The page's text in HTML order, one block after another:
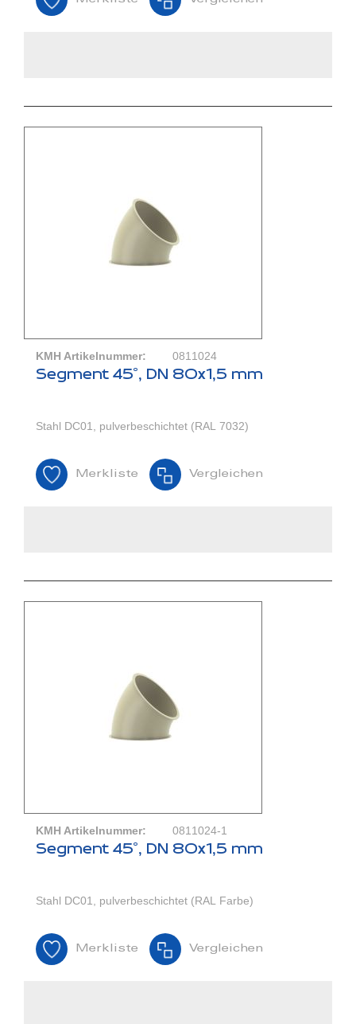
KMH Artikelnummer: 0811024
Segment 45°, DN 80x1,5 mm
Stahl DC01, pulverbeschichtet (RAL 7032)
Merkliste Vergleichen
KMH Artikelnummer: 0811024-1
Segment 45°, DN 80x1,5 mm
Stahl DC01, pulverbeschichtet (RAL Farbe)
Merkliste Vergleichen